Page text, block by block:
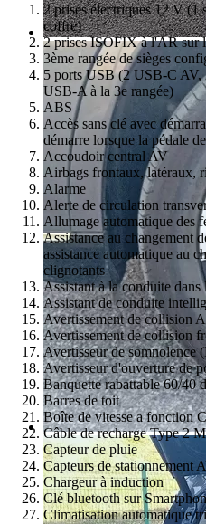
2 prises électriques 12 V (1
coffre)
2 prises ISOFIX à l'AR sur
3ème rangée de sièges
5 ports USB (2 USB-C AV,
USB-A à la 3e rangée)
ABS
Accès sans clé avec
démarre lorsque la pédale
Accoudoir central AV
Airbags frontaux, latéraux,
Alarme
Alerte de circulation
Allumage automatique des
Assistance au
assistance automatique au
clignotants
Assistant à la conduite
Assistant de conduite
Avertissement de collision
Avertissement de collision
Avertisseur de somnolence
Avertisseur d'ouverture de
Banquette rabattable 60/40
Barres de toit
Boîte de vitesse a fonction
Câble de recharge Type 2
Capteur de pluie
Capteurs de stationnement
Chargeur à induction
Clé bluetooth sur
Climatisation automatique